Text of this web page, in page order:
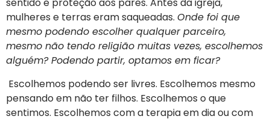
sentido e proteção aos pares. Antes da igreja,
mulheres e terras eram saqueadas. Onde foi que
mesmo podendo escolher qualquer parceiro,
mesmo não tendo religião muitas vezes, escolhemos
alguém? Podendo partir, optamos em ficar?
Escolhemos podendo ser livres. Escolhemos mesmo
pensando em não ter filhos. Escolhemos o que
sentimos. Escolhemos com a terapia em dia ou com